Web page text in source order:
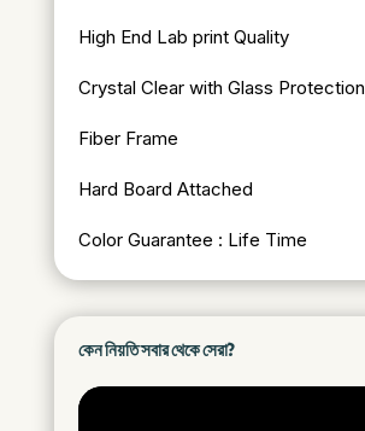
High End Lab print Quality
Crystal Clear with Glass Protection
Fiber Frame
Hard Board Attached
Color Guarantee : Life Time
কেন নিয়তি সবার থেকে সেরা?